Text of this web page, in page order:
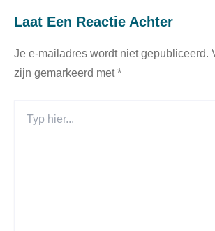
Laat Een Reactie Achter
Je e-mailadres wordt niet gepubliceerd.
zijn gemarkeerd met*
Hier...